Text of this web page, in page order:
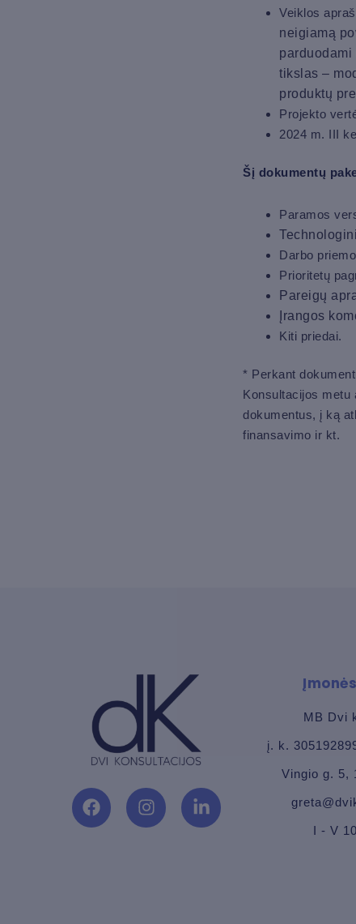
Veiklos
neigiamą
tikslas –
produktų
Projekto
2024 m. III
Šį dokumentų
Paramos
Darbo
Prioritetų
Pareigų
Įrangos
Kiti priedai.
* Perkant
Konsultacijos metu
dokumentus, į ką
finansavimo ir kt.
F
a
I
n
L
i
MB Dvi
į. k.
Vingio g. 5,
I - V